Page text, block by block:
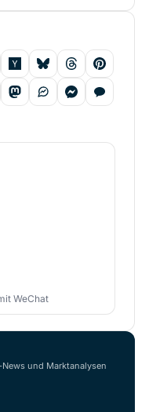
WeChat
und Marktanalysen